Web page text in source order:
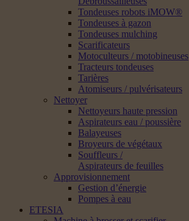
Tondeuses robots iMOW®
Tondeuses à gazon
Tondeuses mulching
Scarificateurs
Motoculteurs / motobineuses
Tracteurs tondeuses
Tarières
Atomiseurs / pulvérisateurs
Nettoyer
Nettoyeurs haute pression
Aspirateurs eau / poussière
Balayeuses
Broyeurs de végétaux
Souffleurs /
Aspirateurs de feuilles
Approvisionnement
Gestion d’énergie
Pompes à eau
ETESIA